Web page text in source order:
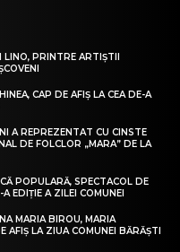
LINO, PRINTRE ARTIȘTII
CAP DE AFIȘ LA CEA DE-A
A REPREZENTAT CU CINSTE
DE FOLCLOR „MARA” DE LA
POPULARĂ, SPECTACOL DE
EDIȚIE A ZILEI COMUNEI
MARIA BIROU, MARIA
AFIȘ LA ZIUA COMUNEI BĂRĂȘTI